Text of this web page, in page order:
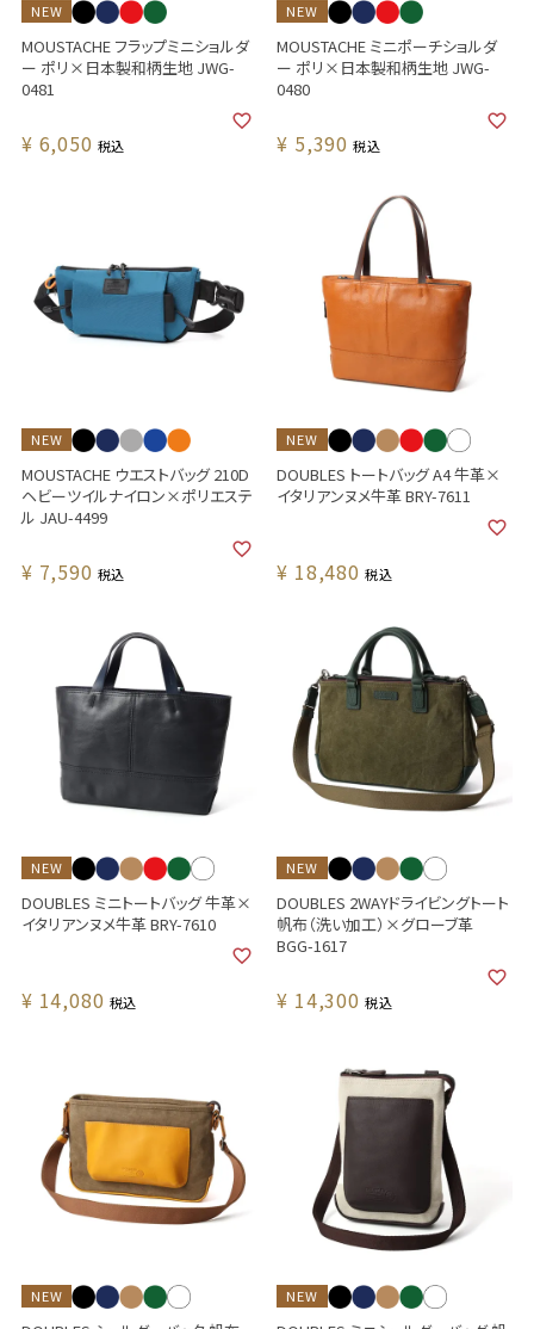
NEW
MOUSTACHE フラップミニショルダ
ー ポリ×日本製和柄生地 JWG-
0481
¥ 6,050 税込
NEW
MOUSTACHE ミニポーチショルダ
ー ポリ×日本製和柄生地 JWG-
0480
¥ 5,390 税込
NEW
MOUSTACHE ウエストバッグ 210D
ヘビーツイルナイロン×ポリエステ
ル JAU-4499
¥ 7,590 税込
NEW
DOUBLES トートバッグ A4 牛革×
イタリアンヌメ牛革 BRY-7611
¥ 18,480 税込
NEW
DOUBLES ミニトートバッグ 牛革×
イタリアンヌメ牛革 BRY-7610
¥ 14,080 税込
NEW
DOUBLES 2WAYドライビングトート
帆布（洗い加工）×グローブ革
BGG-1617
¥ 14,300 税込
NEW NEW